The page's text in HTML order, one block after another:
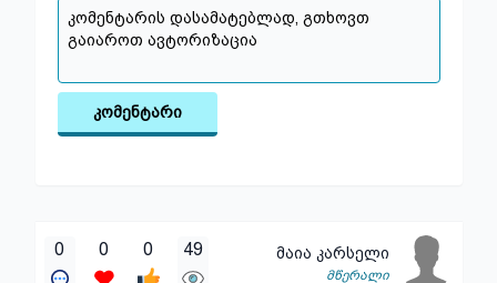
კომენტარი
0 0 0 49 მაია კარსელი
მწერალი